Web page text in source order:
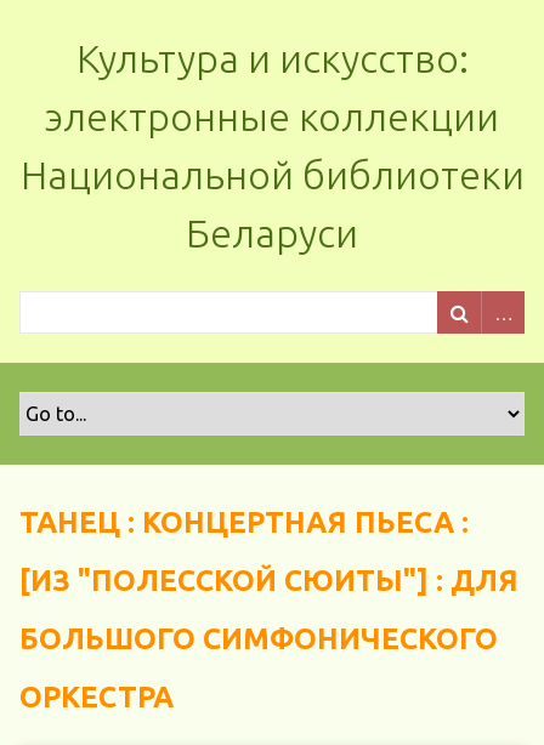
Культура и искусство:
электронные коллекции
Национальной библиотеки
Беларуси
ТАНЕЦ : КОНЦЕРТНАЯ ПЬЕСА :
[ИЗ "ПОЛЕССКОЙ СЮИТЫ"] : ДЛЯ
БОЛЬШОГО СИМФОНИЧЕСКОГО
ОРКЕСТРА